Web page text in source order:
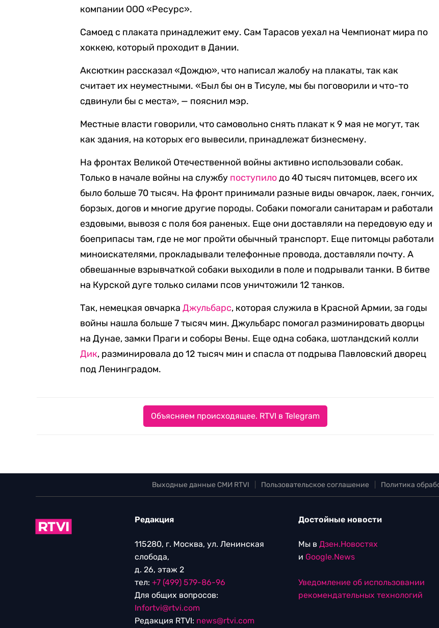
компании ООО «Ресурс».
Самоед с плаката принадлежит ему. Сам Тарасов уехал на Чемпионат мира по
хоккею, который проходит в Дании.
Аксюткин рассказал «Дождю», что написал жалобу на плакаты, так как
считает их неуместными. «Был бы он в Тисуле, мы бы поговорили и что-то
сдвинули бы с места», — пояснил мэр.
Местные власти говорили, что самовольно снять плакат к 9 мая не могут, так
как здания, на которых его вывесили, принадлежат бизнесмену.
На фронтах Великой Отечественной войны активно использовали собак.
Только в начале войны на службу поступилодо 40 тысяч питомцев, всего их
было больше 70 тысяч. На фронт принимали разные виды овчарок, лаек, гончих,
борзых, догов и многие другие породы. Собаки помогали санитарам и работали
ездовыми, вывозя с поля боя раненых. Еще они доставляли на передовую еду и
боеприпасы там, где не мог пройти обычный транспорт. Еще питомцы работали
миноискателями, прокладывали телефонные провода, доставляли почту. А
обвешанные взрывчаткой собаки выходили в поле и подрывали танки. В битве
на Курской дуге только силами псов уничтожили 12 танков.
Так, немецкая овчаркаДжульбарс, которая служила в Красной Армии, за годы
войны нашла больше 7 тысяч мин. Джульбарс помогал разминировать дворцы
на Дунае, замки Праги и соборы Вены. Еще одна собака, шотландский колли
Дик, разминировала до 12 тысяч мин и спасла от подрыва Павловский дворец
под Ленинградом.
Объясняем происходящее. RTVI в Telegram
Выходные данные СМИ RTVI Пользовательское соглашение Политика
Редакция
115280, г. Москва, ул. Ленинская
слобода,
д. 26, этаж 2
тел: +7 (499) 579-86-96
Для общих вопросов:
Infortvi@rtvi.com
Редакция RTVI: news@rtvi.com
Достойные новости
Мы в Дзен.Новостях
и Google.News
Уведомление об использовании
рекомендательных технологий